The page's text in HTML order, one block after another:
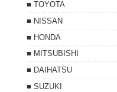
■ TOYOTA
■ NISSAN
■ HONDA
■ MITSUBISHI
■ DAIHATSU
■ SUZUKI